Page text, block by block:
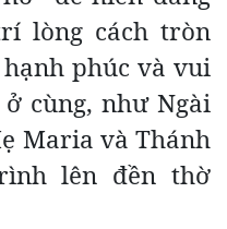
lòng cách tròn
phúc và vui
cùng, như Ngài
Maria và Thánh
lên đền thờ